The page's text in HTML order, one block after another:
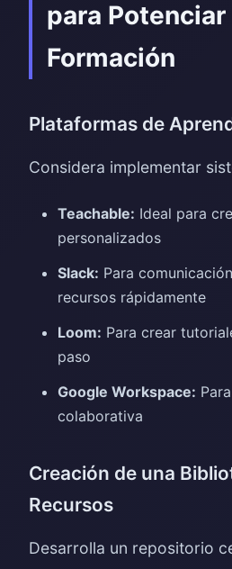
para Potenciar
Formación
Plataformas de
Considera implementar
Teachable: Ideal para
personalizados
Slack: Para
recursos rápidamente
Loom: Para crear
paso
Google Workspace:
colaborativa
Creación de una
Recursos
Desarrolla un repositorio